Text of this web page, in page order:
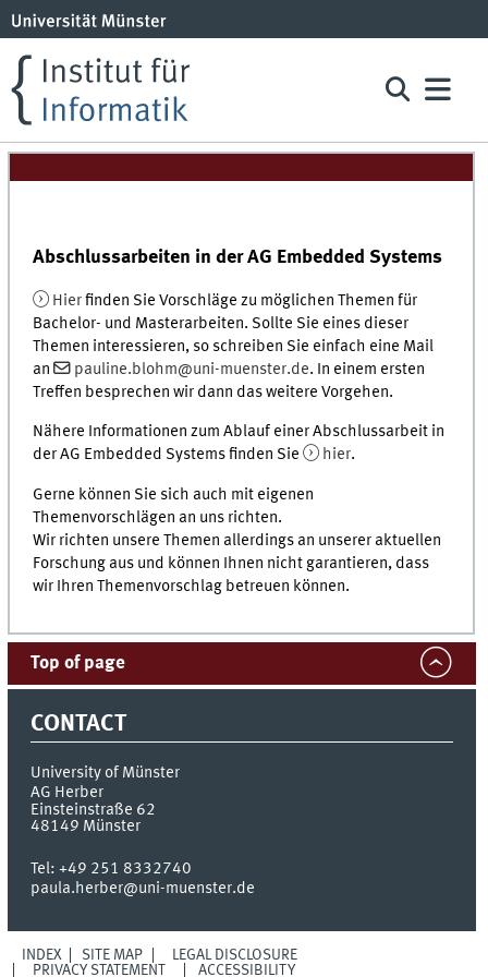
Abschlussarbeiten in der AG Embedded Systems
Hierfinden Sie Vorschläge zu möglichen Themen für
Bachelor- und Masterarbeiten. Sollte Sie eines dieser
Themen interessieren, so schreiben Sie einfach eine Mail
an
pauline.blohm@uni-muenster.de. In einem ersten
Treffen besprechen wir dann das weitere Vorgehen.
Nähere Informationen zum Ablauf einer Abschlussarbeit in
der AG Embedded Systems finden Sie
hier.
Gerne können Sie sich auch mit eigenen
Themenvorschlägen an uns richten.
Wir richten unsere Themen allerdings an unserer aktuellen
Forschung aus und können Ihnen nicht garantieren, dass
wir Ihren Themenvorschlag betreuen können.
Top of page
CONTACT
University of Münster
AG Herber
Einsteinstraße 62
48149 Münster
Tel:+49 251 8332740
paula.herber@uni-muenster.de
INDEX SITE MAP
LEGAL DISCLOSURE
PRIVACY STATEMENT
ACCESSIBILITY